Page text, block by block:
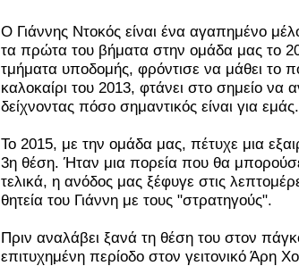
Ο Γιάννης Ντοκός είναι ένα αγαπημένο
τα πρώτα του βήματα στην ομάδα μας το
τμήματα υποδομής, φρόντισε να μάθει το
καλοκαίρι του 2013, φτάνει στο σημείο να
δείχνοντας πόσο σημαντικός είναι για εμάς.
Το 2015, με την ομάδα μας, πέτυχε μια
3η θέση. Ήταν μια πορεία που θα
τελικά, η ανόδος μας ξέφυγε στις
θητεία του Γιάννη με τους "στρατηγούς".
Πριν αναλάβει ξανά τη θέση του στον
επιτυχημένη περίοδο στον γειτονικό Άρη